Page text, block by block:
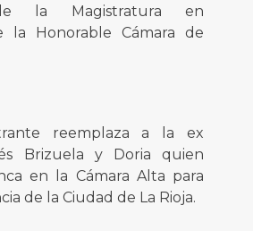
la Magistratura en
la Honorable Cámara de
reemplaza a la ex
Brizuela y Doria quien
en la Cámara Alta para
de la Ciudad de La Rioja.